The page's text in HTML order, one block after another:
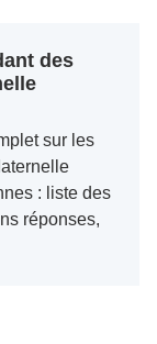
des
sur les
: liste des
réponses,